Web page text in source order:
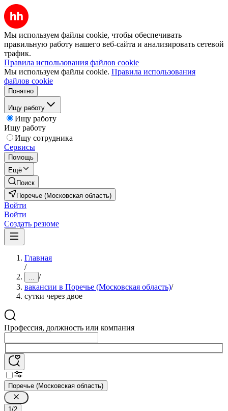
Мы используем файлы cookie, чтобы обеспечивать
правильную работу нашего веб-сайта и анализировать сетевой
трафик.
Правила использования файлов cookie
Мы используем файлы cookie. Правила использования
файлов cookie
Понятно
Ищу работу
Ищу работу
Ищу работу
Ищу сотрудника
Сервисы
Помощь
Ещё
Поиск
Поречье (Московская область)
Войти
Войти
Создать резюме
Главная
/
... /
вакансии в Поречье (Московская область)/
сутки через двое
Профессия, должность или компания
Поречье (Московская область)
1/2